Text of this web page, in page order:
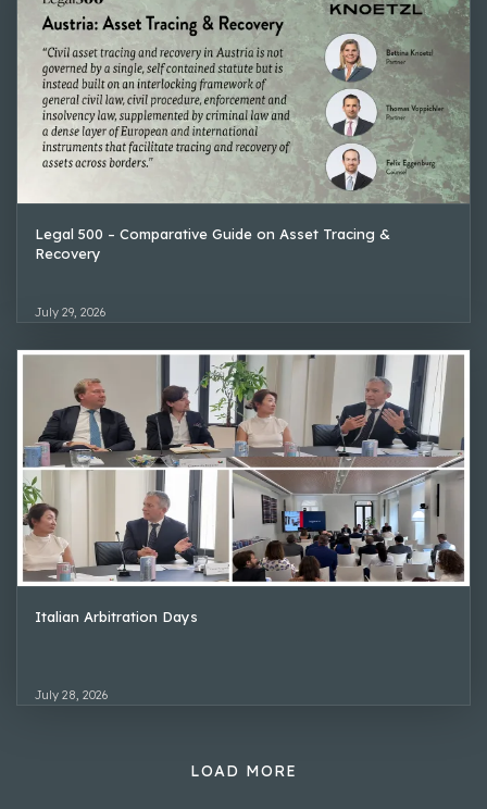
Legal 500 – Comparative Guide on Asset Tracing &
Recovery
July 29, 2026
Italian Arbitration Days
July 28, 2026
LOAD MORE